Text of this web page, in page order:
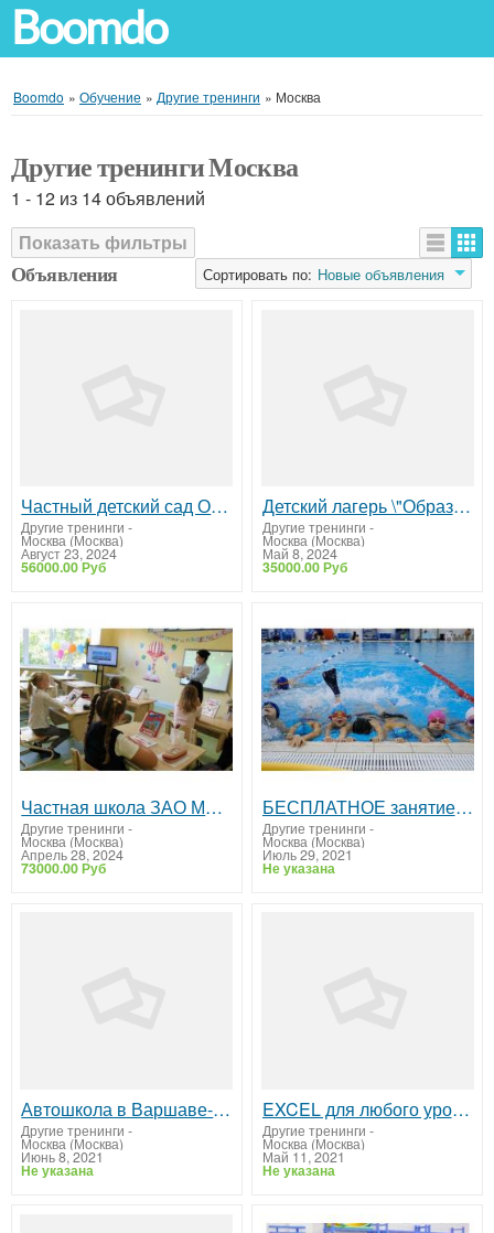
Boomdo
Boomdo » Обучение » Другие тренинги » Москва
Другие тренинги Москва
1 - 12 из 14 объявлений
Показать фильтры
Сортировать по: Новые объявления
Объявления
Частный детский сад Образование Плюс I
Другие тренинги -
Москва (Москва)
Август 23, 2024
56000.00 Руб
Детский лагерь \"Образование Плюс I\" при школе
Другие тренинги -
Москва (Москва)
Май 8, 2024
35000.00 Руб
Частная школа ЗАО Москвы Образование Плюс I
Другие тренинги -
Москва (Москва)
Апрель 28, 2024
73000.00 Руб
БЕСПЛАТНОЕ занятие по плаванию для детей от 6 до 14 лет в Москве.
Другие тренинги -
Москва (Москва)
Июль 29, 2021
Не указана
Автошкола в Варшаве-можно получить Код 95
Другие тренинги -
Москва (Москва)
Июнь 8, 2021
Не указана
EXCEL для любого уровня
Другие тренинги -
Москва (Москва)
Май 11, 2021
Не указана